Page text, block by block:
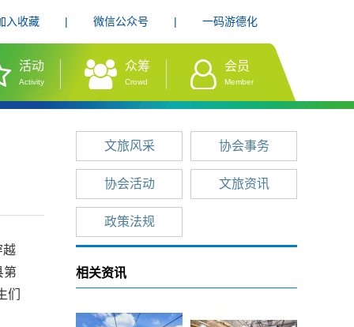
入收藏 | 微信公众号 | 一码游德化
活动
Activity
众筹
Crowd
会员
Member
越
第
们
文旅风采 协会事务
协会活动 文旅资讯
政策法规
相关资讯